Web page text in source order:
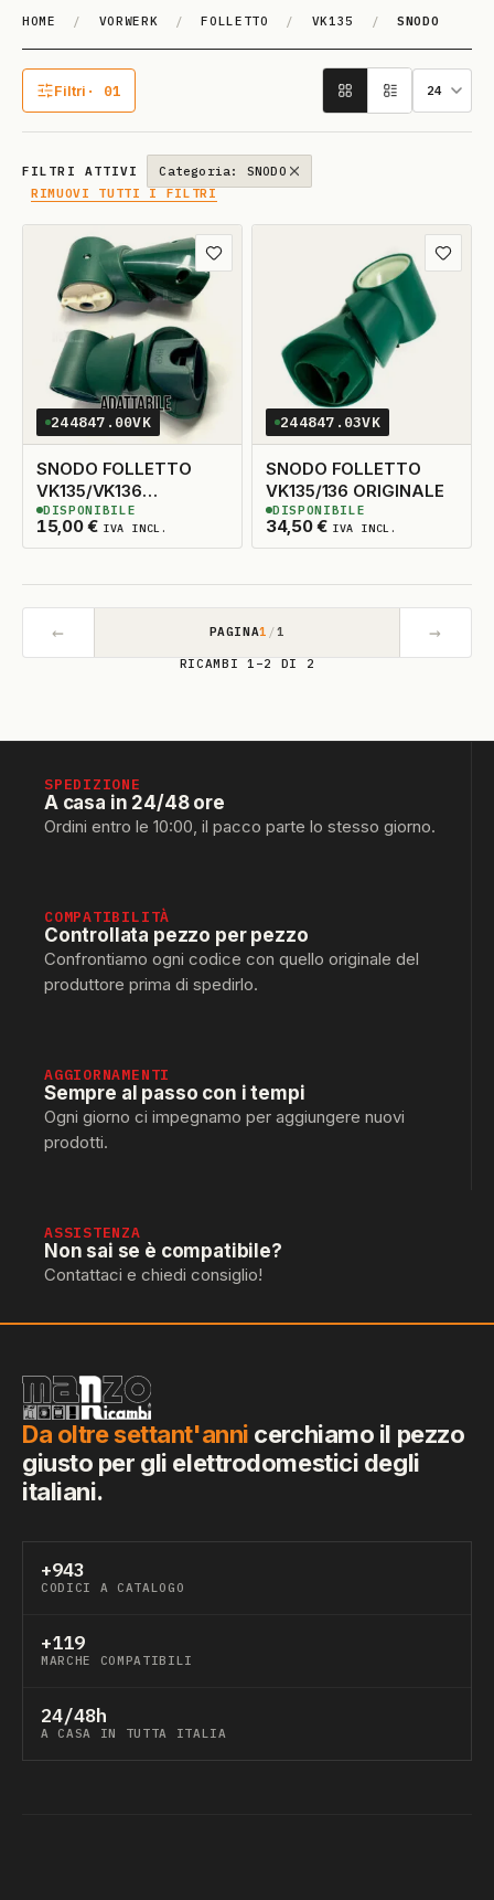
HOME / VORWERK / FOLLETTO / VK135 / SNODO
SNODO
Filtri · 01
1 filtro attivo
FILTRI ATTIVI
Categoria: SNODO
RIMUOVI TUTTI I FILTRI
Aggiungi ai preferiti
244847.00VK
SNODO FOLLETTO
VK135/VK136
ADATTABILE
15,00€ IVA INCL.
2DISPONIBILI
DISPONIBILE
244847.03VK
SNODO FOLLETTO
VK135/136 ORIGINALE
34,50€ IVA INCL.
3DISPONIBILI
DISPONIBILE
← PAGINA1 /1 →
RICAMBI 1–2 DI 2
SPEDIZIONE
A casa in 24/48 ore
Ordini entro le 10:00, il pacco parte lo stesso giorno.
COMPATIBILITÀ
Controllata pezzo per pezzo
Confrontiamo ogni codice con quello originale del
produttore prima di spedirlo.
AGGIORNAMENTI
Sempre al passo con i tempi
Ogni giorno ci impegnamo per aggiungere nuovi
prodotti.
ASSISTENZA
Non sai se è compatibile?
Contattaci e chiedi consiglio!
Da oltre settant'anni cerchiamo il pezzo
giusto per gli elettrodomestici degli
italiani.
+943
CODICI A CATALOGO
+119
MARCHE COMPATIBILI
24/48h
A CASA IN TUTTA ITALIA